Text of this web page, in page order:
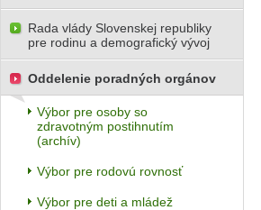
Rada vlády Slovenskej republiky
pre rodinu a demografický vývoj
Oddelenie poradných orgánov
Výbor pre osoby so
zdravotným postihnutím
(archív)
Výbor pre rodovú rovnosť
Výbor pre deti a mládež